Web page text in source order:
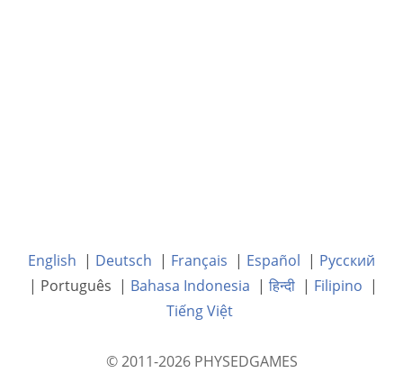
English | Deutsch | Français | Español | Русский
| Português | Bahasa Indonesia |हिन्दी | Filipino |
Tiếng Việt
© 2011-2026 PHYSEDGAMES